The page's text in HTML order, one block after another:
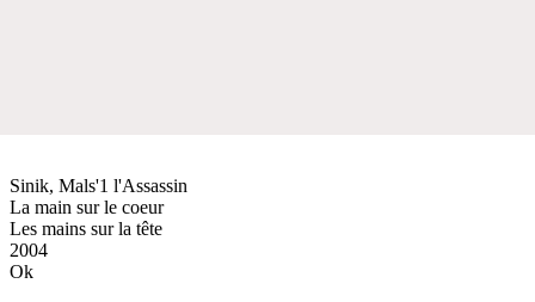
Sinik, Mals'1 l'Assassin
La main sur le coeur
Les mains sur la tête
2004
Ok